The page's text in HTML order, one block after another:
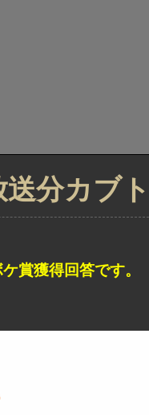
送分カブ
賞獲得回答です。